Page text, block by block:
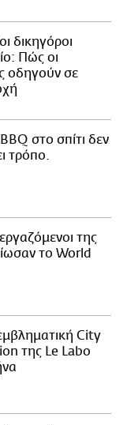
δικηγόροι
Πώς οι
οδηγούν σε
στο σπίτι δεν
τρόπο.
της
το World
City
της Le Labo